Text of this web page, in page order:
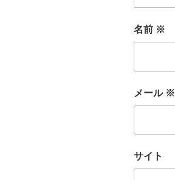
名前 ※
メール ※
サイト